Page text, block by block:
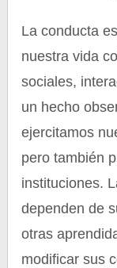
La conducta
nuestra vida
sociales,
un hecho
ejercitamos
pero también
instituciones.
dependen de
otras
modificar sus